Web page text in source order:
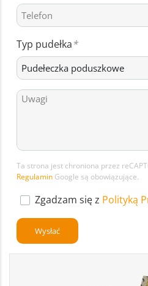
Typ pudełka
Ta strona jest chroniona przez
Regulamin Google są obowiązujące.
Zgadzam się z Polityką